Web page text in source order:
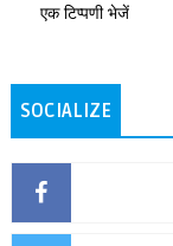
एक टिप्पणी भेजें
SOCIALIZE